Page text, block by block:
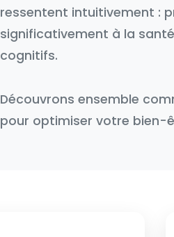
ressentent intuitivement :
significativement à la
cognitifs.
Découvrons ensemble
pour optimiser votre bien-